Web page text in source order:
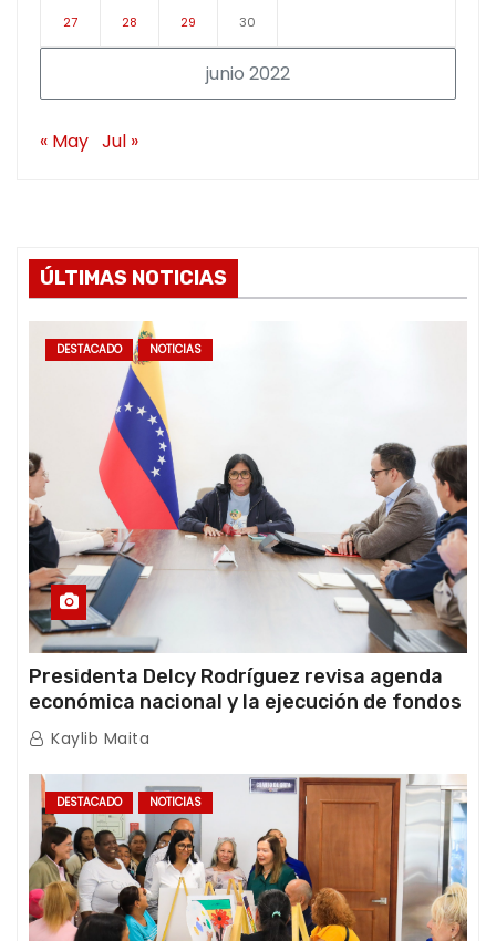
junio 2022
27 28 29 30
« May Jul »
ÚLTIMAS NOTICIAS
DESTACADO NOTICIAS
Presidenta Delcy Rodríguez revisa agenda
económica nacional y la ejecución de fondos
de emergencia post-sismos
Kaylib Maita
DESTACADO NOTICIAS